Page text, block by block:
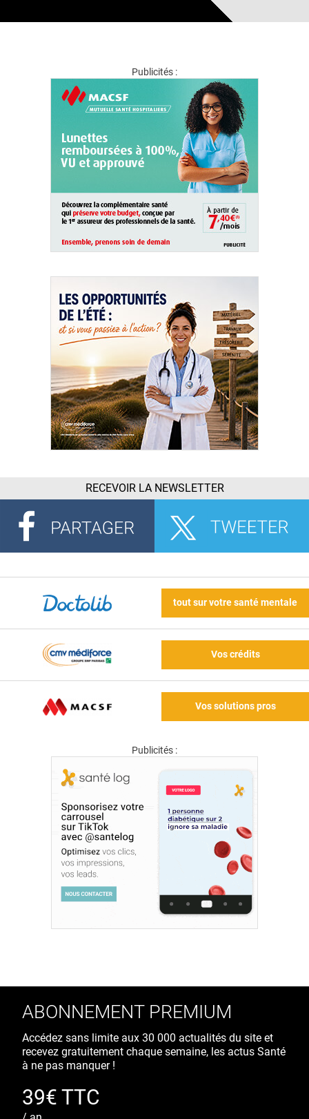
Publicités :
RECEVOIR LA NEWSLETTER
tout sur votre santé mentale
Vos crédits
Vos solutions pros
Publicités :
ABONNEMENT PREMIUM
Accédez sans limite aux 30 000 actualités du site et
recevez gratuitement chaque semaine, les actus Santé
à ne pas manquer !
39€ TTC